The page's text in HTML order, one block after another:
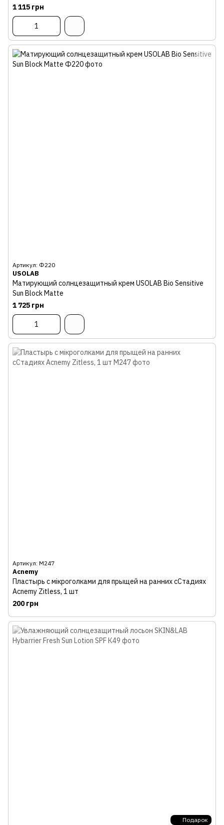
1 115 грн
Артикул: Ф220
USOLAB
Матирующий солнцезащитный крем USOLAB Bio Sensitive
Sun Block Matte
1 725 грн
Артикул: М247
Acnemy
Пластырь с мікроголками для прыщей на ранних сСтадиях
Acnemy Zitless, 1 шт
200 грн
Подарок